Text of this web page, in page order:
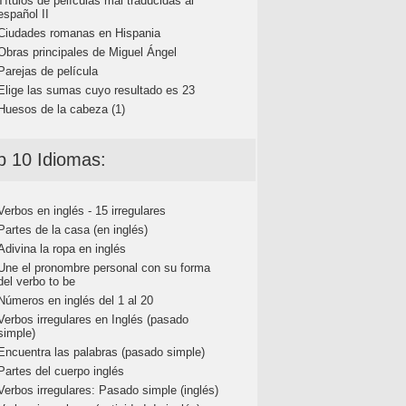
II
romanas en Hispania
principales de Miguel Ángel
de película
las sumas cuyo resultado es 23
de la cabeza (1)
10 Idiomas:
en inglés - 15 irregulares
de la casa (en inglés)
la ropa en inglés
el pronombre personal con su forma
verbo to be
en inglés del 1 al 20
irregulares en Inglés (pasado
las palabras (pasado simple)
del cuerpo inglés
irregulares: Pasado simple (inglés)